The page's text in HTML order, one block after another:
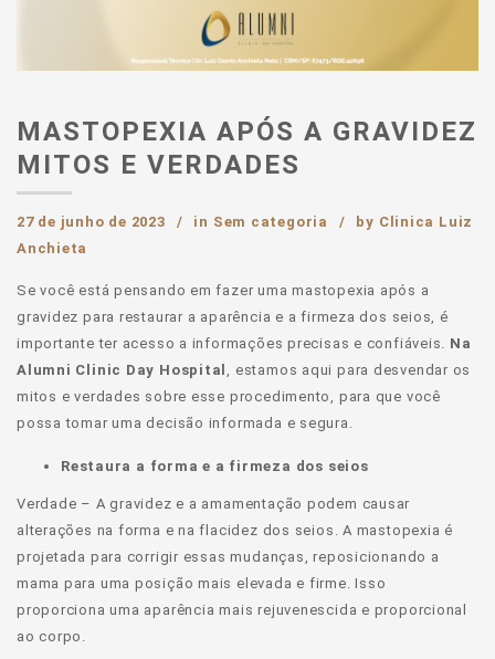
MASTOPEXIA APÓS A GRAVIDEZ
MITOS E VERDADES
27 de junho de 2023 in Sem categoria by Clinica Luiz
Anchieta
Se você está pensando em fazer uma mastopexia após a
gravidez para restaurar a aparência e a firmeza dos seios, é
importante ter acesso a informações precisas e confiáveis. Na
Alumni Clinic Day Hospital
, estamos aqui para desvendar os
mitos e verdades sobre esse procedimento, para que você
possa tomar uma decisão informada e segura.
Restaura a forma e a firmeza dos seios
Verdade – A gravidez e a amamentação podem causar
alterações na forma e na flacidez dos seios. A mastopexia é
projetada para corrigir essas mudanças, reposicionando a
mama para uma posição mais elevada e firme. Isso
proporciona uma aparência mais rejuvenescida e proporcional
ao corpo.